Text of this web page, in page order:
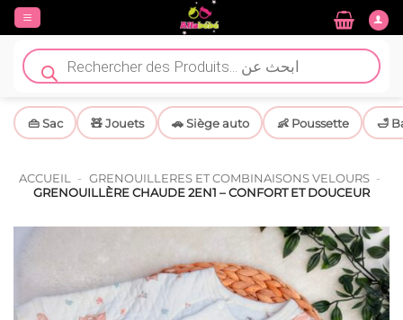
Passer
contenu
Recherche
de
produits
👜 Sac 🧸 Jouets 🚗 Siège auto 👶 Poussette 🛁
ACCUEIL - GRENOUILLERES ET COMBINAISONS VELOURS -
GRENOUILLÈRE CHAUDE 2EN1 – CONFORT ET DOUCEUR